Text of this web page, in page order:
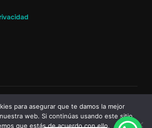
Copyright © 2026 Soria Bus
para asegurar que te damos la mejor
web. Si continúas usando este sitio,
que estás de acuerdo con ello.